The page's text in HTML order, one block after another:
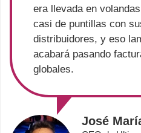
era llevada en
casi de puntillas con
distribuidores, y eso
acabará pasando
globales.
José